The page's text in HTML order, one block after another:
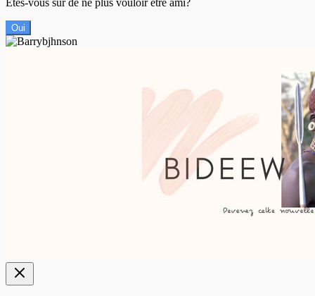
Êtes-vous sûr de ne plus vouloir être ami?
Oui